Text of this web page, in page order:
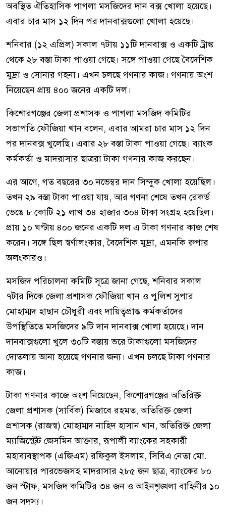
অবস্থিত ঐতিহাসিক পাগলা মসজিদের দান বক্স খোলা হয়েছে।
এবার চার মাস ১২ দিন পর দানবাক্সগুলো খোলা হয়েছে।
শনিবার (১২ এপ্রিল) সকাল ৭টায় ১১টি দানবাক্স ও একটি ট্রাঙ্ক
থেকে ২৮ বস্তা টাকা পাওয়া গেছে। সঙ্গে পাওয়া গেছে বৈদেশিক
মুদ্রা ও সোনার গহনা। এখন চলছে গণনার কাজ। গণনায় অংশ
নিয়েছেন প্রায় ৪০০ জনের একটি দল।
কিশোরগঞ্জের জেলা প্রশাসক ও পাগলা মসজিদ কমিটির
সভাপতি ফৌজিয়া খান বলেন, এবার আমরা চার মাস ১২ দিন
পর দানবক্স খুলেছি। এবার ২৮ বস্তা টাকা পাওয়া গেছে। ব্যাংক
কর্মকর্তা ও মাদরাসার ছাত্ররা টাকা গণনার কাজ করছেন।
এর আগে, গত বছরের ৩০ নভেম্বর দান সিন্দুক খোলা হয়েছিল।
তখন ২৯ বস্তা টাকা পাওয়া যায়, আর গণনা শেষে তখন রেকর্ড
ভেঙে ৮ কোটি ২১ লাখ ৩৪ হাজার ৩০৪ টাকা সংগ্রহ হয়েছিল।
প্রায় ১০ ঘণ্টায় ৪০০ জনের একটি দল এ টাকা গণনার কাজ শেষ
করেন। সঙ্গে ছিল স্বর্ণালংকার, বৈদেশিক মুদ্রা, এমনকি রুপার
অলংকারও।
মসজিদ পরিচালনা কমিটি সূত্রে জানা গেছে, শনিবার সকাল
৭টার দিকে জেলা প্রশাসক ফৌজিয়া খান ও পুলিশ সুপার
মোহাম্মদ হাছান চৌধুরী এবং দায়িত্বপ্রাপ্ত কর্মকর্তাদের
উপস্থিতিতে মসজিদের ৯টি দান দানবাক্স খোলা হয়েছে। দান
দানবাক্সগুলো খুলে ৩০টি বস্তায় ভরে টাকাগুলো মসজিদের
দোতলায় আনা হয়েছে গণনার জন্য। এখন চলছে টাকা গণনার
কাজ।
টাকা গণনার কাজে অংশ নিয়েছেন, কিশোরগঞ্জের অতিরিক্ত
জেলা প্রশাসক (সার্বিক) মিজাবে রহমত, অতিরিক্ত জেলা
প্রশাসক (রাজস্ব) মোহাম্মদ নাহিদ হাসান খান, অতিরিক্ত জেলা
ম্যাজিস্ট্রেট জেসমিন আক্তার, রূপালী ব্যাংকের সহকারী
মহাব্যবস্থাপক (এজিএম) রফিকুল ইসলাম, সিবিএ নেতা মো.
আনোয়ার পারভেজসহ মাদরাসার ২৮৫ জন ছাত্র, ব্যাংকের ৮০
জন স্টাফ, মসজিদ কমিটির ৩৪ জন ও আইনশৃঙ্খলা বাহিনীর ১০
জন সদস্য।